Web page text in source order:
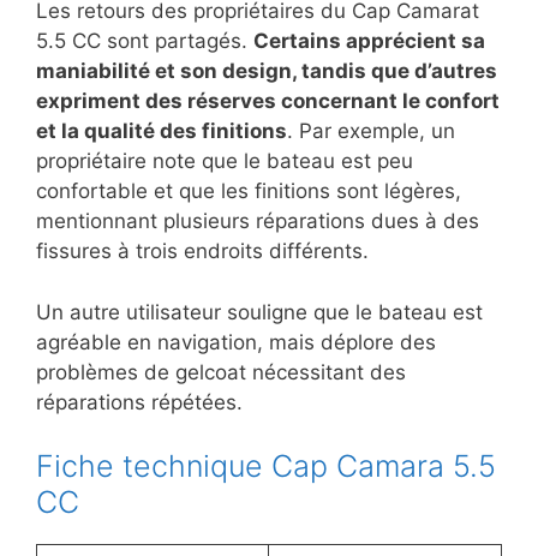
Les retours des propriétaires du Cap Camarat
5.5 CC sont partagés. Certains apprécient sa
maniabilité et son design, tandis que d’autres
expriment des réserves concernant le confort
et la qualité des finitions. Par exemple, un
propriétaire note que le bateau est peu
confortable et que les finitions sont légères,
mentionnant plusieurs réparations dues à des
fissures à trois endroits différents.
Un autre utilisateur souligne que le bateau est
agréable en navigation, mais déplore des
problèmes de gelcoat nécessitant des
réparations répétées.
Fiche technique Cap Camara 5.5
CC